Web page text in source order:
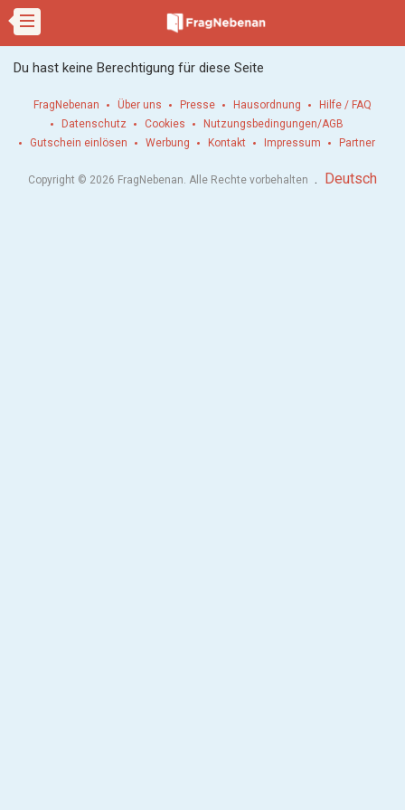
Du hast keine Berechtigung für diese Seite
FragNebenan Über uns Presse Hausordnung
Hilfe / FAQ
Datenschutz
Cookies
Nutzungsbedingungen/AGB
Gutschein einlösen
Werbung Kontakt Impressum Partner
Copyright © 2026 FragNebenan. Alle Rechte vorbehalten . Deutsch